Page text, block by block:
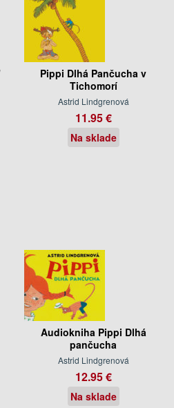
Pippi Dlhá Pančucha v
Tichomorí
Astrid Lindgrenová
11.95 €
Na sklade
Audiokniha Pippi Dlhá
pančucha
Astrid Lindgrenová
12.95 €
Na sklade